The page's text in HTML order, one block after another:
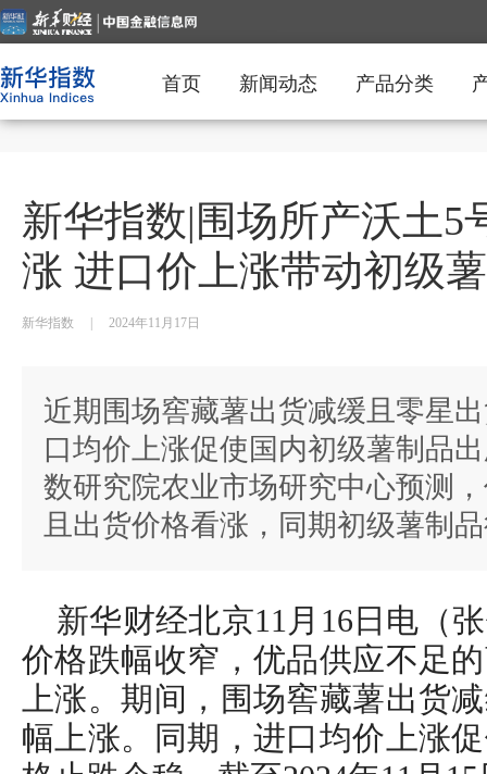
首页 新闻动态 产品分类
新华指数|围场所产沃土5
涨 进口价上涨带动初级
新华指数 2024年11月17日
近期围场窖藏薯出货减缓且零星
口均价上涨促使国内初级薯制品
数研究院农业市场研究中心预测
且出货价格看涨，同期初级薯制
新华财经北京11月16日电（
价格跌幅收窄，优品供应不足
上涨。期间，围场窖藏薯出货
幅上涨。同期，进口均价上涨